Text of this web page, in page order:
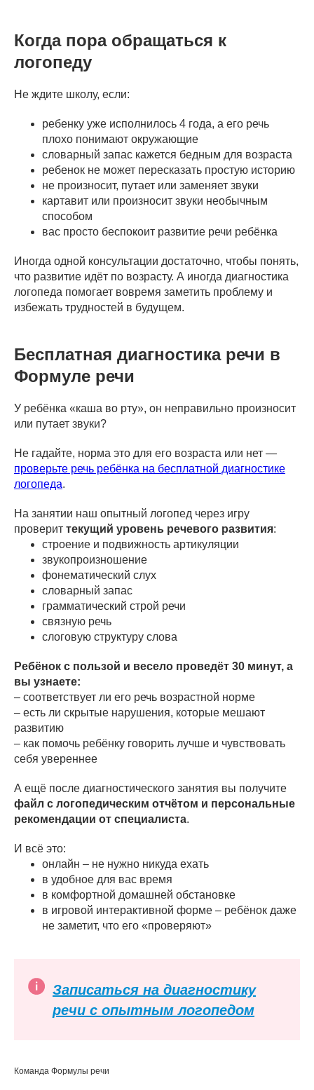
Когда пора обращаться к
логопеду
Не ждите школу, если:
ребенку уже исполнилось 4 года, а его речь
плохо понимают окружающие
словарный запас кажется бедным для возраста
ребенок не может пересказать простую историю
не произносит, путает или заменяет звуки
картавит или произносит звуки необычным
способом
вас просто беспокоит развитие речи ребёнка
Иногда одной консультации достаточно, чтобы понять,
что развитие идёт по возрасту. А иногда диагностика
логопеда помогает вовремя заметить проблему и
избежать трудностей в будущем.
Бесплатная диагностика речи в
Формуле речи
У ребёнка «каша во рту», он неправильно произносит
или путает звуки?
Не гадайте, норма это для его возраста или нет —
проверьте речь ребёнка на бесплатной диагностике
логопеда.
На занятии наш опытный логопед через игру
проверит текущий уровень речевого развития:
строение и подвижность артикуляции
звукопроизношение
фонематический слух
словарный запас
грамматический строй речи
связную речь
слоговую структуру слова
Ребёнок с пользой и весело проведёт 30 минут, а
вы узнаете:
– соответствует ли его речь возрастной норме
– есть ли скрытые нарушения, которые мешают
развитию
– как помочь ребёнку говорить лучше и чувствовать
себя увереннее
А ещё после диагностического занятия вы получите
файл с логопедическим отчётом и персональные
рекомендации от специалиста.
И всё это:
онлайн – не нужно никуда ехать
в удобное для вас время
в комфортной домашней обстановке
в игровой интерактивной форме – ребёнок даже
не заметит, что его «проверяют»
Записаться на диагностику
речи с опытным логопедом
Команда Формулы речи